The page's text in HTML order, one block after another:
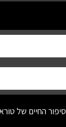
סיפור החיים של